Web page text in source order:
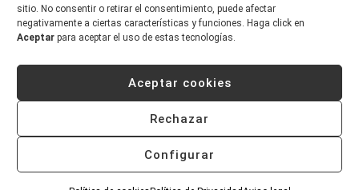
sitio. No consentir o retirar el consentimiento, puede afectar
negativamente a ciertas características y funciones. Haga click en
Aceptar para aceptar el uso de estas tecnologías.
Aceptar cookies
Rechazar
Configurar
Copyright © 2026 Tarín Joyeros
Política de uso|Política de privacidad
|Canal interno de información|Cookies (UE)|
Declaración de accesibilidad